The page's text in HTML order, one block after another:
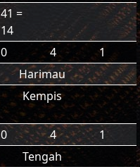
41 =
14
0 4
1
Harimau
Kempis
0 4
1
Tengah